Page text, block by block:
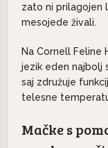
zato ni prilagojen
mesojede živali.
Na Cornell Feline
jezik eden najbolj
saj združuje
telesne
Mačke s